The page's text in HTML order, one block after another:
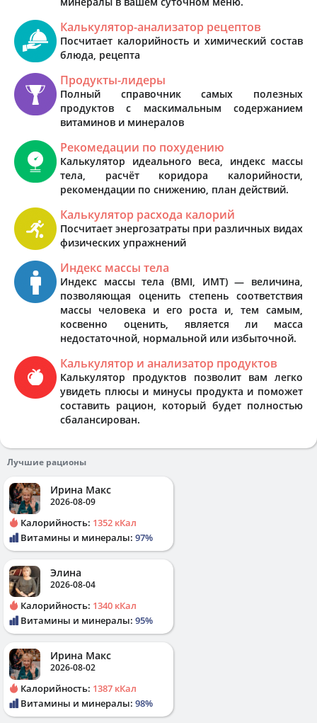
Калькулятор-анализатор рецептов
Посчитает калорийность и химический состав
блюда, рецепта
Продукты-лидеры
Полный справочник самых полезных
продуктов с маскимальным содержанием
витаминов и минералов
Рекомедации по похудению
Калькулятор идеального веса, индекс массы
тела, расчёт коридора калорийности,
рекомендации по снижению, план действий.
Калькулятор расхода калорий
Посчитает энергозатраты при различных видах
физических упражнений
Индекс массы тела
Индекс массы тела (BMI, ИМТ) — величина,
позволяющая оценить степень соответствия
массы человека и его роста и, тем самым,
косвенно оценить, является ли масса
недостаточной, нормальной или избыточной.
Калькулятор и анализатор продуктов
Калькулятор продуктов позволит вам легко
увидеть плюсы и минусы продукта и поможет
составить рацион, который будет полностью
сбалансирован.
Лучшие рационы
Ирина Макс
2026-08-09
Калорийность: 1352 кКал
Витамины и минералы: 97%
Элина
2026-08-04
Калорийность: 1340 кКал
Витамины и минералы: 95%
Ирина Макс
2026-08-02
Калорийность: 1387 кКал
Витамины и минералы: 98%